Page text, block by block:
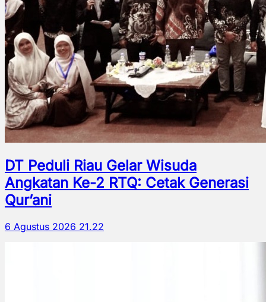
DT Peduli Riau Gelar Wisuda
Angkatan Ke-2 RTQ: Cetak Generasi
Qur’ani
6 Agustus 2026 21.22